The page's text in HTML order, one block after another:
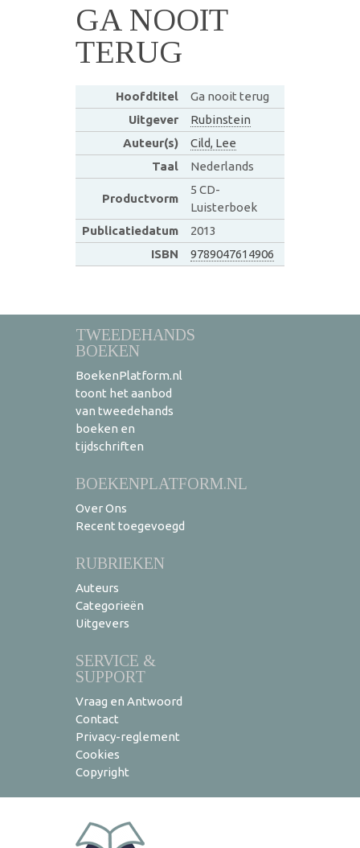
GA NOOIT
TERUG
Hoofdtitel
Ga nooit terug
Uitgever
Rubinstein
Auteur(s)
Cild, Lee
Taal
Nederlands
Productvorm
5 CD-
Luisterboek
Publicatiedatum
2013
ISBN
9789047614906
TWEEDEHANDS
BOEKEN
BoekenPlatform.nl
toont het aanbod
van tweedehands
boeken en
tijdschriften
BOEKENPLATFORM.NL
Over Ons
Recent toegevoegd
RUBRIEKEN
Auteurs
Categorieën
Uitgevers
SERVICE &
SUPPORT
Vraag en Antwoord
Contact
Privacy-reglement
Cookies
Copyright